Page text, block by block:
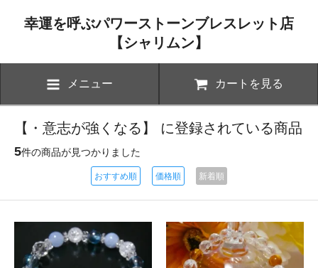
幸運を呼ぶパワーストーンブレスレット店
【シャリムン】
メニュー カートを見る
【・意志が強くなる】 に登録されている商品
5件の商品が見つかりました
おすすめ順 価格順 新着順